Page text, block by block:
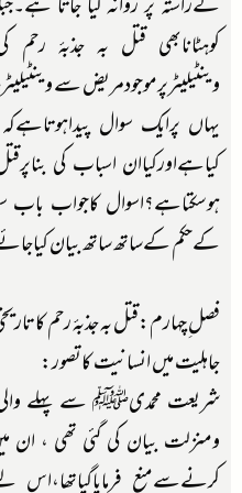
کوہٹانابھی قتل بہ جذبۂ
وینٹیلیٹرپرموجودمریض سے
یہاں پرایک سوال
کیاہےاورکیاان اسباب کی
ہوسکتاہے؟اسوال کاجواب باب
کےحکم کےساتھ ساتھ بیان
فصل ِچہارم:قتل بہ جذبۂ رحم کا
جاہلیت میں انسانیت کاتصور:
شریعت محمدیﷺ سے پہلے والی
ومنزلت بیان کی گئی تھی ، ان
کرنےسےمنع